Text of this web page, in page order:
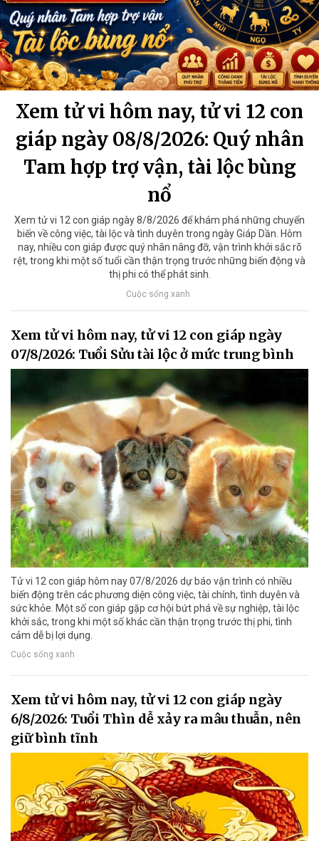
Xem tử vi hôm nay, tử vi 12 con
giáp ngày 08/8/2026: Quý nhân
Tam hợp trợ vận, tài lộc bùng
nổ
Xem tử vi 12 con giáp ngày 8/8/2026 để khám phá những chuyển
biến về công việc, tài lộc và tình duyên trong ngày Giáp Dần. Hôm
nay, nhiều con giáp được quý nhân nâng đỡ, vận trình khởi sắc rõ
rệt, trong khi một số tuổi cần thận trọng trước những biến động và
thị phi có thể phát sinh.
Cuộc sống xanh
Xem tử vi hôm nay, tử vi 12 con giáp ngày
07/8/2026: Tuổi Sửu tài lộc ở mức trung bình
Tử vi 12 con giáp hôm nay 07/8/2026 dự báo vận trình có nhiều
biến động trên các phương diện công việc, tài chính, tình duyên và
sức khỏe. Một số con giáp gặp cơ hội bứt phá về sự nghiệp, tài lộc
khởi sắc, trong khi một số khác cần thận trọng trước thị phi, tình
cảm dễ bị lợi dụng.
Cuộc sống xanh
Xem tử vi hôm nay, tử vi 12 con giáp ngày
6/8/2026: Tuổi Thìn dễ xảy ra mâu thuẫn, nên
giữ bình tĩnh